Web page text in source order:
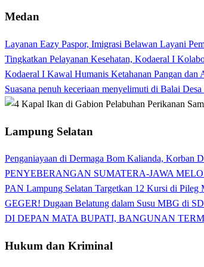
Medan
Layanan Eazy Paspor, Imigrasi Belawan Layani
Tingkatkan Pelayanan Kesehatan, Kodaeral I
Kodaeral I Kawal Humanis Ketahanan Pangan dan
Suasana penuh keceriaan menyelimuti di Balai
Lampung Selatan
Penganiayaan di Dermaga Bom Kalianda, Korban
PENYEBERANGAN SUMATERA-JAWA
PAN Lampung Selatan Targetkan 12 Kursi di Pileg
GEGER! Dugaan Belatung dalam Susu MBG di
DI DEPAN MATA BUPATI, BANGUNAN
Hukum dan Kriminal